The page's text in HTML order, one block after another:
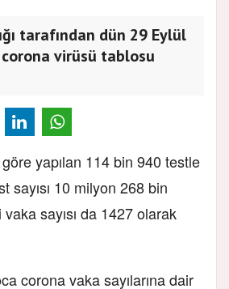
tarafından dün 29 Eylül
virüsü tablosu
yapılan 114 bin 940 testle
sayısı 10 milyon 268 bin
vaka sayısı da 1427 olarak
corona vaka sayılarına dair